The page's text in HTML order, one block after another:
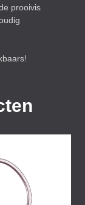
prooivis